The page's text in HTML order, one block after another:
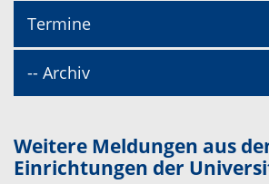
Termine
-- Archiv
Weitere Meldungen aus
Einrichtungen der